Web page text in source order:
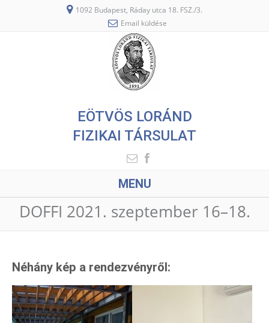
1092 Budapest, Ráday utca 18. FSZ./3.
Email küldése
EÖTVÖS LORÁND
FIZIKAI TÁRSULAT
MENU
DOFFI 2021. szeptember 16–18.
Néhány kép a rendezvényről: